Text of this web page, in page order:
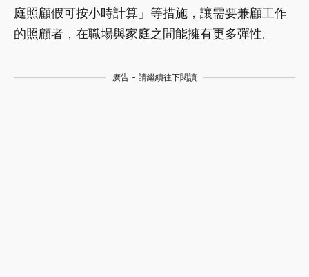
庭照顧假可按小時計算」等措施，讓需要兼顧工作
的照顧者，在職場與家庭之間能擁有更多彈性。
廣告 - 請繼續往下閱讀